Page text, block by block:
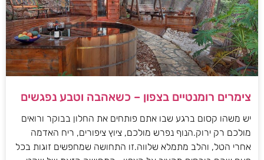
צימרים רומנטיים בצפון – כשאהבה וטבע נפגשים
יש משהו קסום ברגע שבו אתם פותחים את החלון בבוקר ורואים
מולכם רק ירוק.הנוף נפרש מולכם, ציוץ ציפורים, ריח האדמה
אחרי הטל, והלב מתמלא שלווה.זו התחושה שמחפשים זוגות בכל